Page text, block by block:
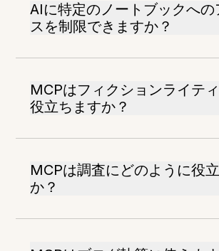
AIに特定のノートブックへの
スを制限できますか？
MCPはフィクションライテ
役立ちますか？
MCPは調査にどのように役
か？